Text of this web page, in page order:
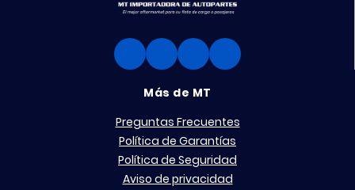
Más de MT
Preguntas Frecuentes
Política de Garantías
Política de Seguridad
Aviso de privacidad